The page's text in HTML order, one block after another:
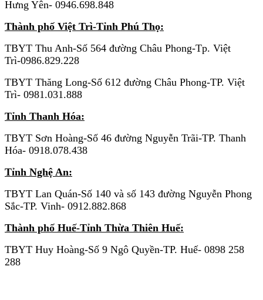
Hưng Yên- 0946.698.848
Thành phố Việt Trì-Tỉnh Phú Thọ:
TBYT Thu Anh-Số 564 đường Châu Phong-Tp. Việt
Trì-0986.829.228
TBYT Thăng Long-Số 612 đường Châu Phong-TP. Việt
Trì- 0981.031.888
Tỉnh Thanh Hóa:
TBYT Sơn Hoàng-Số 46 đường Nguyễn Trãi-TP. Thanh
Hóa- 0918.078.438
Tỉnh Nghệ An:
TBYT Lan Quán-Số 140 và số 143 đường Nguyễn Phong
Sắc-TP. Vinh- 0912.882.868
Thành phố Huế-Tỉnh Thừa Thiên Huế:
TBYT Huy Hoàng-Số 9 Ngô Quyền-TP. Huế- 0898 258
288